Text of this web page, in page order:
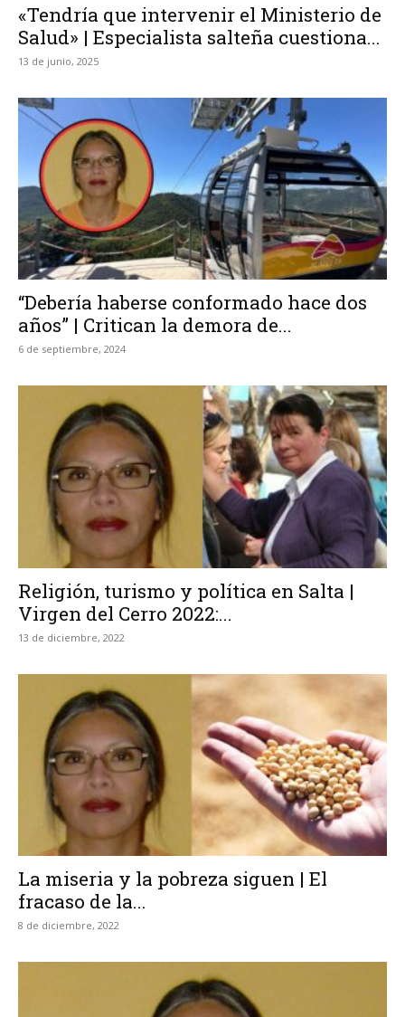
«Tendría que intervenir el Ministerio de
Salud» | Especialista salteña cuestiona...
13 de junio, 2025
“Debería haberse conformado hace dos
años” | Critican la demora de...
6 de septiembre, 2024
Religión, turismo y política en Salta |
Virgen del Cerro 2022:...
13 de diciembre, 2022
La miseria y la pobreza siguen | El
fracaso de la...
8 de diciembre, 2022